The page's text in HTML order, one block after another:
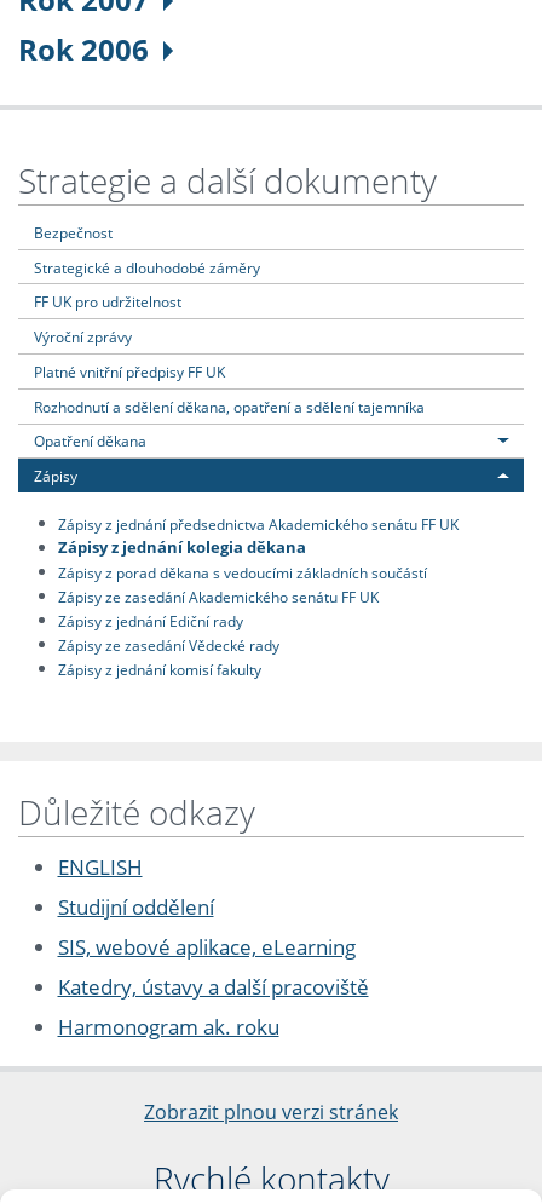
Rok 2006
Strategie a další dokumenty
Bezpečnost
Strategické a dlouhodobé záměry
FF UK pro udržitelnost
Výroční zprávy
Platné vnitřní předpisy FF UK
Rozhodnutí a sdělení děkana, opatření a sdělení tajemníka
Opatření děkana
Zápisy
Zápisy z jednání předsednictva Akademického senátu FF UK
Zápisy z jednání kolegia děkana
Zápisy z porad děkana s vedoucími základních součástí
Zápisy ze zasedání Akademického senátu FF UK
Zápisy z jednání Ediční rady
Zápisy ze zasedání Vědecké rady
Zápisy z jednání komisí fakulty
Důležité odkazy
ENGLISH
Studijní oddělení
SIS, webové aplikace, eLearning
Katedry, ústavy a další pracoviště
Harmonogram ak. roku
Zobrazit plnou verzi stránek
Rychlé kontakty